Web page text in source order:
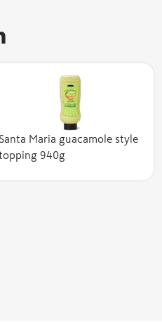
Santa Maria guacamole style
940g